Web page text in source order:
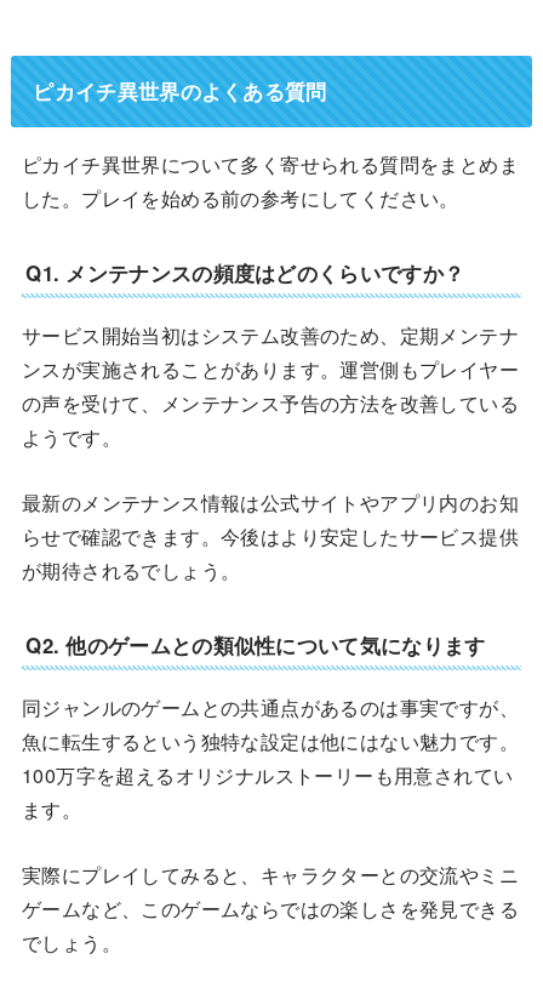
ピカイチ異世界のよくある質問
ピカイチ異世界について多く寄せられる質問をまとめま
した。プレイを始める前の参考にしてください。
Q1. メンテナンスの頻度はどのくらいですか？
サービス開始当初はシステム改善のため、定期メンテナ
ンスが実施されることがあります。運営側もプレイヤー
の声を受けて、メンテナンス予告の方法を改善している
ようです。
最新のメンテナンス情報は公式サイトやアプリ内のお知
らせで確認できます。今後はより安定したサービス提供
が期待されるでしょう。
Q2. 他のゲームとの類似性について気になります
同ジャンルのゲームとの共通点があるのは事実ですが、
魚に転生するという独特な設定は他にはない魅力です。
100万字を超えるオリジナルストーリーも用意されてい
ます。
実際にプレイしてみると、キャラクターとの交流やミニ
ゲームなど、このゲームならではの楽しさを発見できる
でしょう。